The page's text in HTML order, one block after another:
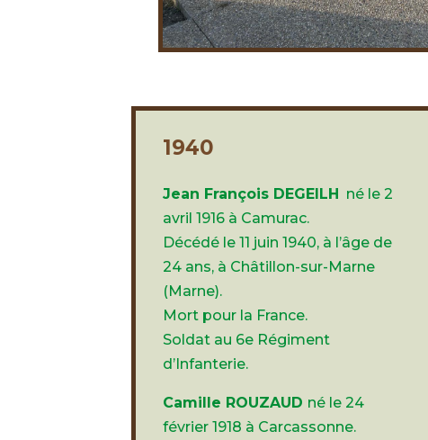
1940
Jean François DEGEILH né le 2
avril 1916 à Camurac.
Décédé le 11 juin 1940, à l’âge de
24 ans, à Châtillon-sur-Marne
(Marne).
Mort pour la France.
Soldat au 6e Régiment
d’Infanterie.
Camille ROUZAUD né le 24
février 1918 à Carcassonne.